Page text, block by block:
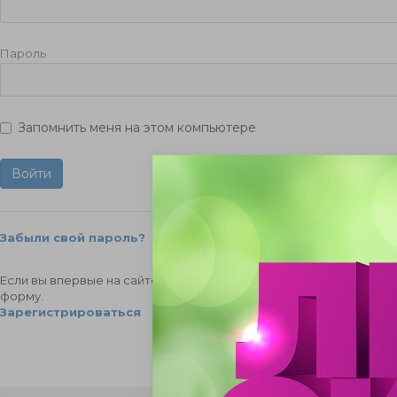
Пароль
Запомнить меня на этом компьютере
Забыли свой пароль?
Если вы впервые на сайте, заполните, пожалуйста,
форму.
Зарегистрироваться